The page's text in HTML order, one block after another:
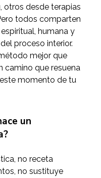
otros desde terapias
todos comparten
humana y
proceso interior.
mejor que
camino que resuena
momento de tu
un
no receta
no sustituye